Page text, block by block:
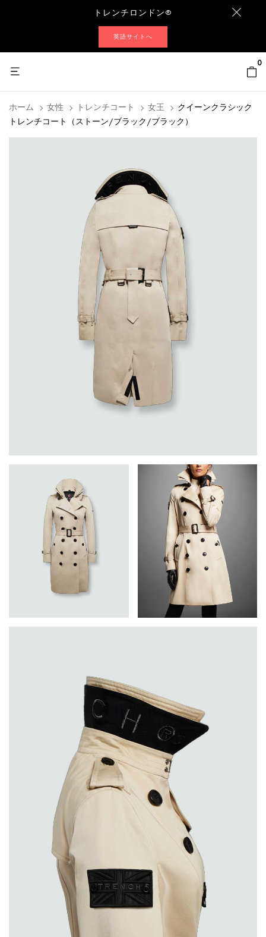
トレンチロンドン®
英語サイトへ
0
ホーム 女性 トレンチコート 女王
クイーンクラシック
トレンチコート（ストーン/ブラック/ブラック）